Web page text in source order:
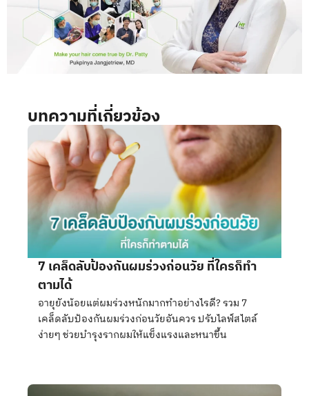
บทความที่เกี่ยวข้อง
7 เคล็ดลับป้องกันผมร่วงก่อนวัย ที่ใครก็ทำ
ตามได้
อายุยังน้อยแต่ผมร่วงหนักมากทำอย่างไรดี? รวม 7
เคล็ดลับป้องกันผมร่วงก่อนวัยอันควร ปรับไลฟ์สไตล์
ง่ายๆ ช่วยบำรุงรากผมให้แข็งแรงและหนาขึ้น